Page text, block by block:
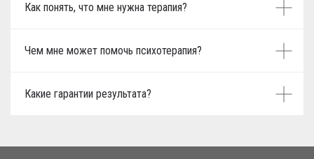
Как понять, что мне нужна терапия?
Чем мне может помочь психотерапия?
Какие гарантии результата?